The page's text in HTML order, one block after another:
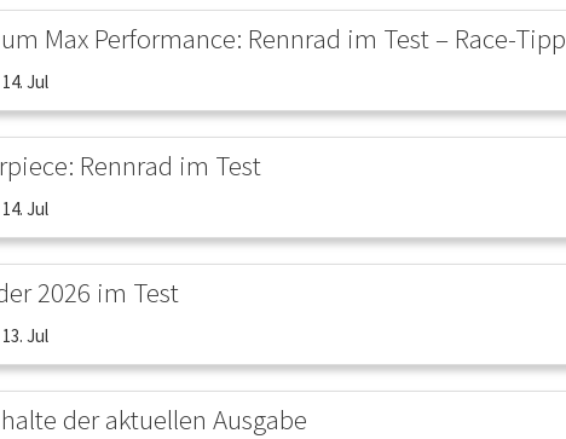
Max Performance: Rennrad im Test – Race-Tipp
14. Jul
Rennrad im Test
14. Jul
2026 im Test
13. Jul
der aktuellen Ausgabe